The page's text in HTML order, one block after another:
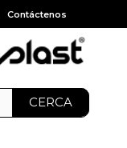
Contáctenos
CERCA